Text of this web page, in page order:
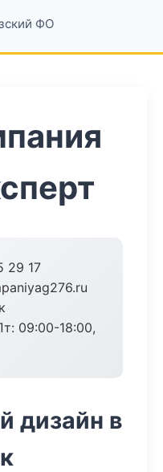
ФО
29 17
09:00-18:00,
дизайн в